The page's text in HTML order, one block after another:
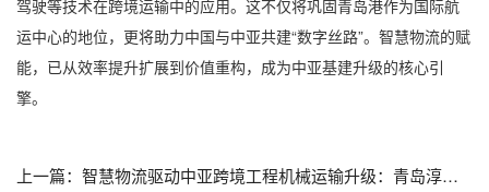
驾驶等技术在跨境运输中的应用。这不仅将巩固青岛港作为国际航
运中心的地位，更将助力中国与中亚共建“数字丝路”。智慧物流的赋
能，已从效率提升扩展到价值重构，成为中亚基建升级的核心引
擎。
上一篇： 智慧物流驱动中亚跨境工程机械运输升级：青岛淳远全链路创新实践——青岛海运出口公司排名_青岛设备报关哪家公司好_青岛设备清关公司联系方式